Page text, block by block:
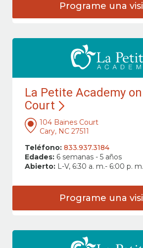
Programe una
La Petite Academy
Court
104 Baines Court
Cary, NC 27511
Teléfono: 833.937.3184
Edades: 6 semanas - 5 años
Abierto: L-V, 6:30 a. m.- 6:00 p. m.
Programe una